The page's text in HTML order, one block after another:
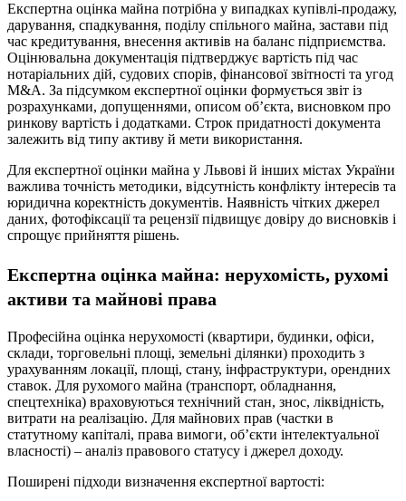
Експертна оцінка майна потрібна у випадках купівлі-продажу,
дарування, спадкування, поділу спільного майна, застави під
час кредитування, внесення активів на баланс підприємства.
Оцінювальна документація підтверджує вартість під час
нотаріальних дій, судових спорів, фінансової звітності та угод
M&A. За підсумком експертної оцінки формується звіт із
розрахунками, допущеннями, описом об’єкта, висновком про
ринкову вартість і додатками. Строк придатності документа
залежить від типу активу й мети використання.
Для експертної оцінки майна у Львові й інших містах України
важлива точність методики, відсутність конфлікту інтересів та
юридична коректність документів. Наявність чітких джерел
даних, фотофіксації та рецензії підвищує довіру до висновків і
спрощує прийняття рішень.
Експертна оцінка майна: нерухомість, рухомі
активи та майнові права
Професійна оцінка нерухомості (квартири, будинки, офіси,
склади, торговельні площі, земельні ділянки) проходить з
урахуванням локації, площі, стану, інфраструктури, орендних
ставок. Для рухомого майна (транспорт, обладнання,
спецтехніка) враховуються технічний стан, знос, ліквідність,
витрати на реалізацію. Для майнових прав (частки в
статутному капіталі, права вимоги, об’єкти інтелектуальної
власності) – аналіз правового статусу і джерел доходу.
Поширені підходи визначення експертної вартості: